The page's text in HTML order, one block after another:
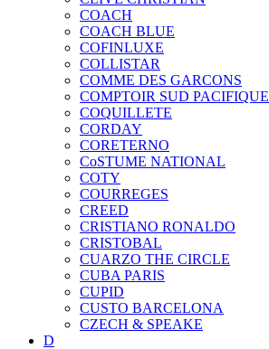
COACH
COACH BLUE
COFINLUXE
COLLISTAR
COMME DES GARCONS
COMPTOIR SUD PACIFIQUE
COQUILLETE
CORDAY
CORETERNO
CoSTUME NATIONAL
COTY
COURREGES
CREED
CRISTIANO RONALDO
CRISTOBAL
CUARZO THE CIRCLE
CUBA PARIS
CUPID
CUSTO BARCELONA
CZECH & SPEAKE
D